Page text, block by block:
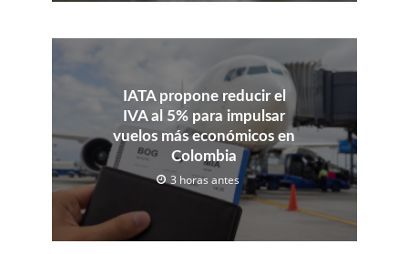
IATA propone reducir el
IVA al 5% para impulsar
vuelos más económicos en
Colombia
3 horas antes